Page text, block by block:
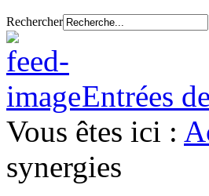
Rechercher
Entrées
Vous êtes ici :
synergies